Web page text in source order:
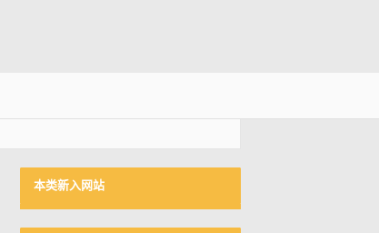
本类新入网站